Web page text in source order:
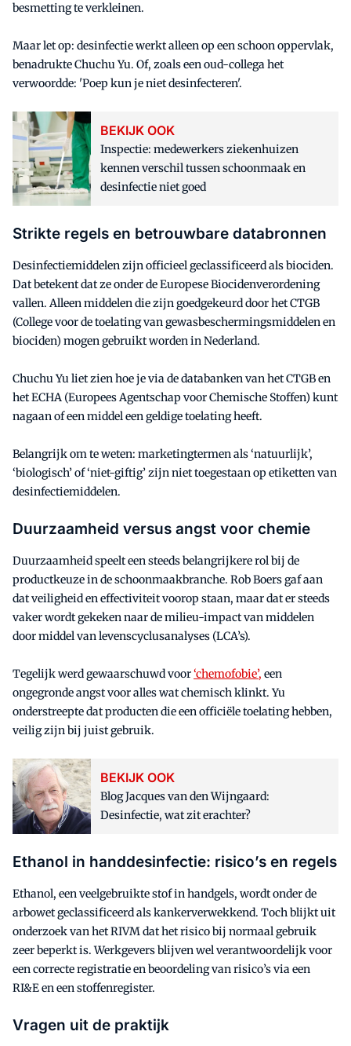
besmetting te verkleinen.
Maar let op: desinfectie werkt alleen op een schoon oppervlak,
benadrukte Chuchu Yu. Of, zoals een oud-collega het
verwoordde: 'Poep kun je niet desinfecteren'.
BEKIJK OOK
Inspectie: medewerkers ziekenhuizen
kennen verschil tussen schoonmaak en
desinfectie niet goed
Strikte regels en betrouwbare databronnen
Desinfectiemiddelen zijn officieel geclassificeerd als biociden.
Dat betekent dat ze onder de Europese Biocidenverordening
vallen. Alleen middelen die zijn goedgekeurd door het CTGB
(College voor de toelating van gewasbeschermingsmiddelen en
biociden) mogen gebruikt worden in Nederland.
Chuchu Yu liet zien hoe je via de databanken van het CTGB en
het ECHA (Europees Agentschap voor Chemische Stoffen) kunt
nagaan of een middel een geldige toelating heeft.
Belangrijk om te weten: marketingtermen als ‘natuurlijk’,
‘biologisch’ of ‘niet-giftig’ zijn niet toegestaan op etiketten van
desinfectiemiddelen.
Duurzaamheid versus angst voor chemie
Duurzaamheid speelt een steeds belangrijkere rol bij de
productkeuze in de schoonmaakbranche. Rob Boers gaf aan
dat veiligheid en effectiviteit voorop staan, maar dat er steeds
vaker wordt gekeken naar de milieu-impact van middelen
door middel van levenscyclusanalyses (LCA’s).
Tegelijk werd gewaarschuwd voor‘chemofobie’, een
ongegronde angst voor alles wat chemisch klinkt. Yu
onderstreepte dat producten die een officiële toelating hebben,
veilig zijn bij juist gebruik.
BEKIJK OOK
Blog Jacques van den Wijngaard:
Desinfectie, wat zit erachter?
Ethanol in handdesinfectie: risico’s en regels
Ethanol, een veelgebruikte stof in handgels, wordt onder de
arbowet geclassificeerd als kankerverwekkend. Toch blijkt uit
onderzoek van het RIVM dat het risico bij normaal gebruik
zeer beperkt is. Werkgevers blijven wel verantwoordelijk voor
een correcte registratie en beoordeling van risico’s via een
RI&E en een stoffenregister.
Vragen uit de praktijk